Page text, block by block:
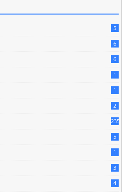
5
6
6
1
1
2
235
5
1
3
4